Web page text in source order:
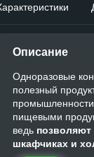
Описание
Одноразовые
полезный
пищевыми
ведь позволяют
шкафчиках и